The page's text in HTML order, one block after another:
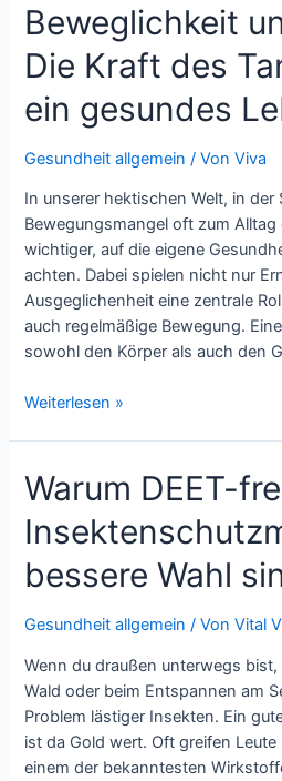
Beweglichkeit
Die Kraft des
ein gesundes
Gesundheit allgemein / VonViva
In unserer hektischen Welt, in der
Bewegungsmangel oft zum
wichtiger, auf die eigene
achten. Dabei spielen nicht nur
Ausgeglichenheit eine zentrale
auch regelmäßige Bewegung.
sowohl den Körper als auch den
Beweglichkeit
Die
Kraft
des
für
gesundes
Leben
Weiterlesen »
Warum DEET-
bessere Wahl
Gesundheit allgemein / VonVital
Wenn du draußen unterwegs
Wald oder beim Entspannen am
Problem lästiger Insekten. Ein
ist da Gold wert. Oft greifen Leute
einem der bekanntesten